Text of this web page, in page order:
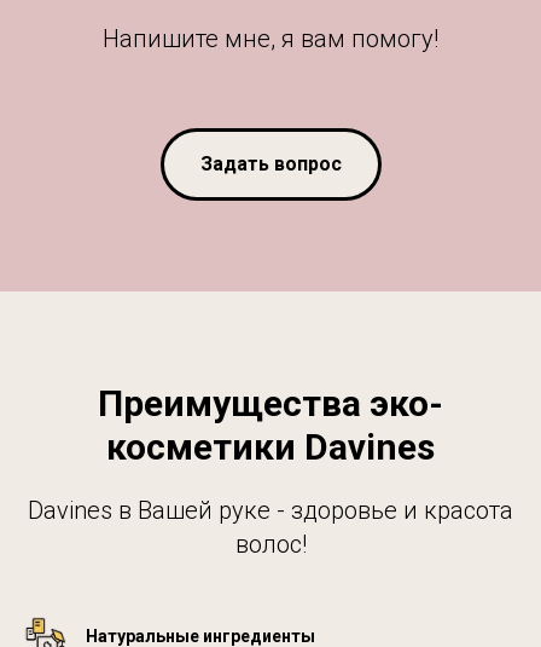
Напишите мне, я вам помогу!
Задать вопрос
Преимущества эко-
косметики Davines
Davines в Вашей руке - здоровье и красота
волос!
Натуральные ингредиенты